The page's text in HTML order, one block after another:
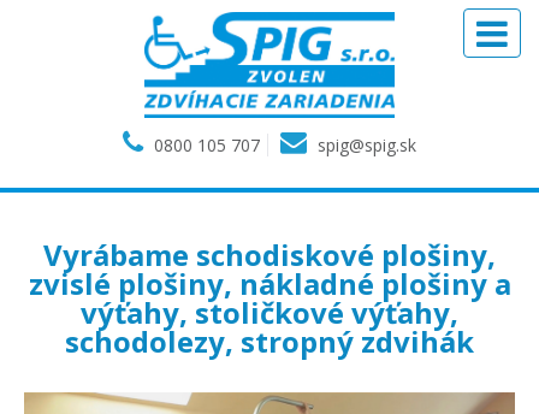
0800 105 707 spig@spig.sk
Vyrábame schodiskové plošiny,
zvislé plošiny, nákladné plošiny a
výťahy, stoličkové výťahy,
schodolezy, stropný zdvihák